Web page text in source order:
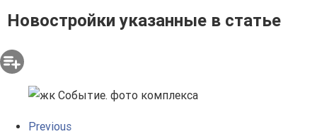
Новостройки указанные в статье
Previous